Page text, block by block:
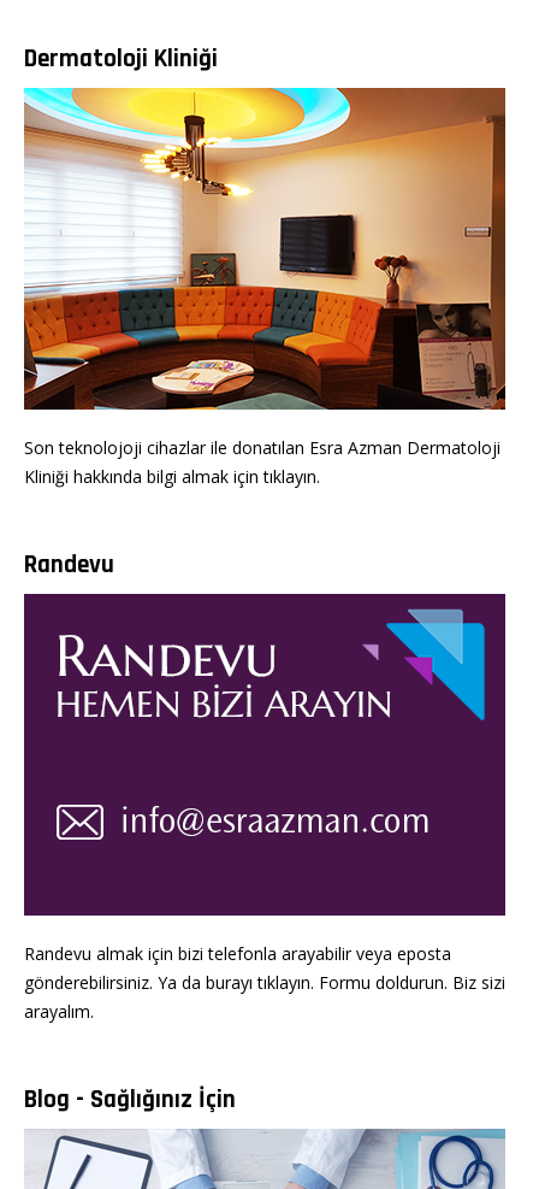
Dermatoloji Kliniği
Son teknolojoji cihazlar ile donatılan Esra Azman Dermatoloji
Kliniği hakkında bilgi almak için tıklayın.
Randevu
Randevu almak için bizi telefonla arayabilir veya eposta
gönderebilirsiniz. Ya da burayı tıklayın. Formu doldurun. Biz sizi
arayalım.
Blog - Sağlığınız İçin